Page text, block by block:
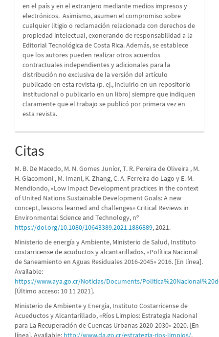
en el país y en el extranjero mediante medios impresos y
electrónicos. Asimismo, asumen el compromiso sobre
cualquier litigio o reclamación relacionada con derechos de
propiedad intelectual, exonerando de responsabilidad a la
Editorial Tecnológica de Costa Rica. Además, se establece
que los autores pueden realizar otros acuerdos
contractuales independientes y adicionales para la
distribución no exclusiva de la versión del artículo
publicado en esta revista (p. ej., incluirlo en un repositorio
institucional o publicarlo en un libro) siempre que indiquen
claramente que el trabajo se publicó por primera vez en
esta revista.
Citas
M. B. De Macedo, M. N. Gomes Juníor, T. R. Pereira de Oliveira , M.
H. Giacomoni , M. Imani, K. Zhang, C. A. Ferreira do Lago y E. M.
Mendiondo, «Low Impact Development practices in the context
of United Nations Sustainable Development Goals: A new
concept, lessons learned and challenges» Critical Reviews in
Environmental Science and Technology, nº
https://doi.org/10.1080/10643389.2021.1886889, 2021.
Ministerio de energía y Ambiente, Ministerio de Salud, Instituto
costarricense de acuductos y alcantarillados, «Política Nacional
de Saneamiento en Aguas Residuales 2016-2045» 2016. [En línea].
Available:
https://www.aya.go.cr/Noticias/Documents/
[Último acceso: 10 11 2021].
Ministerio de Ambiente y Energía, Instituto Costarricense de
Acueductos y Alcantarillado, «Ríos Limpios: Estrategia Nacional
para La Recuperación de Cuencas Urbanas 2020-2030» 2020. [En
línea]. Available: http://www.da.go.cr/estrategia-rios-limpios/.